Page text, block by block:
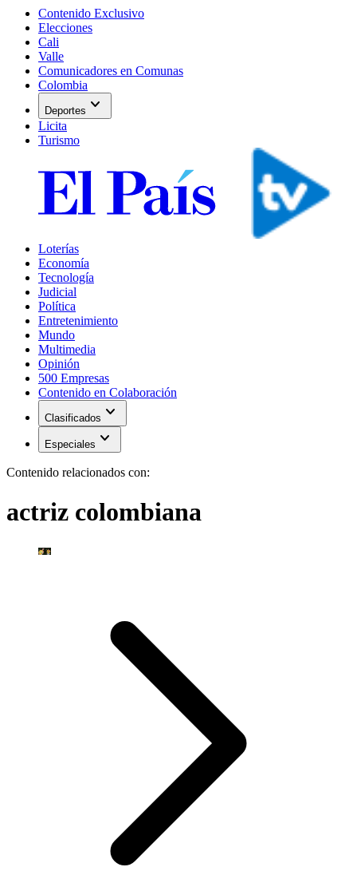
Contenido Exclusivo
Elecciones
Cali
Valle
Comunicadores en Comunas
Colombia
Deportes expand_more
Licita
Turismo
Loterías
Economía
Tecnología
Judicial
Política
Entretenimiento
Mundo
Multimedia
Opinión
500 Empresas
Contenido en Colaboración
Clasificados expand_more
Especiales expand_more
Contenido relacionados con:
actriz colombiana